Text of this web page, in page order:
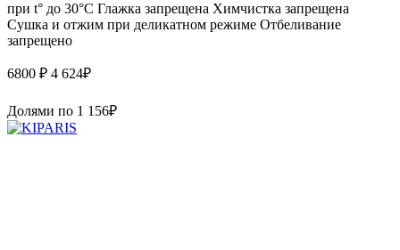
при t° до 30°C Глажка запрещена Химчистка запрещена
Сушка и отжим при деликатном режиме Отбеливание
запрещено
6800 ₽ 4 624₽
Долями по 1 156₽